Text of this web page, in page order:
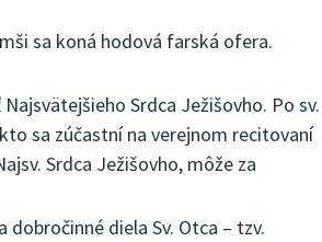
sa koná hodová farská ofera.
Srdca Ježišovho. Po sv.
sa zúčastní na verejnom recitovaní
Srdca Ježišovho, môže za
dobročinné diela Sv. Otca – tzv.